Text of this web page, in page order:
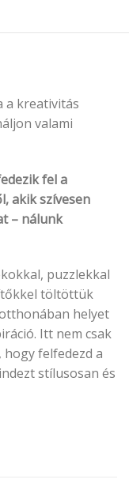
a kreativitás
valami
fel a
akik szívesen
– nálunk
puzzlekkal
töltöttük
helyet
Itt nem csak
felfedezd a
stílusosan és